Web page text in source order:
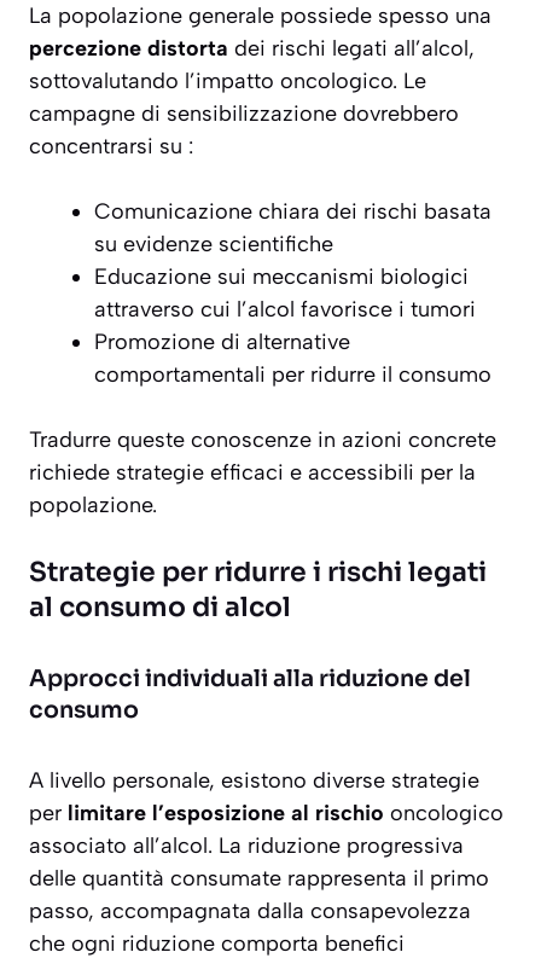
La popolazione generale possiede spesso una
percezione distorta dei rischi legati all’alcol,
sottovalutando l’impatto oncologico. Le
campagne di sensibilizzazione dovrebbero
concentrarsi su :
Comunicazione chiara dei rischi basata
su evidenze scientifiche
Educazione sui meccanismi biologici
attraverso cui l’alcol favorisce i tumori
Promozione di alternative
comportamentali per ridurre il consumo
Tradurre queste conoscenze in azioni concrete
richiede strategie efficaci e accessibili per la
popolazione.
Strategie per ridurre i rischi legati
al consumo di alcol
Approcci individuali alla riduzione del
consumo
A livello personale, esistono diverse strategie
per limitare l’esposizione al rischio oncologico
associato all’alcol. La riduzione progressiva
delle quantità consumate rappresenta il primo
passo, accompagnata dalla consapevolezza
che ogni riduzione comporta benefici